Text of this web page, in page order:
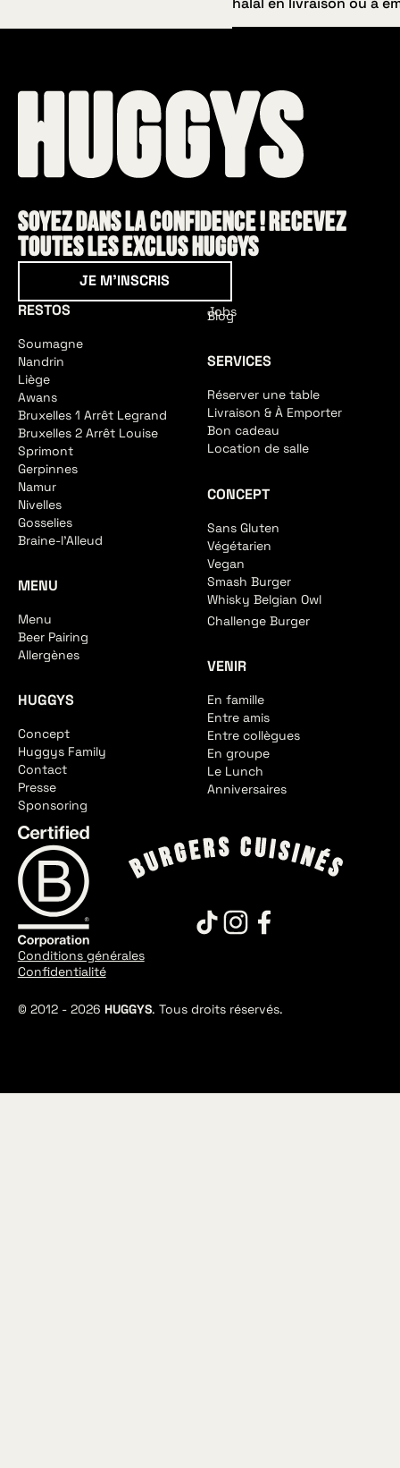
les envies.
sont disponibles sur
emporter ou en livraison
Pickup et nos
Soyez dans la confidence ! Recevez
toutes les exclus HUGGYS
JE M'INSCRIS
RESTOS
Soumagne
Nandrin
Liège
Awans
Bruxelles 1 Arrêt Legrand
Bruxelles 2 Arrêt Louise
Sprimont
Gerpinnes
Namur
Nivelles
Gosselies
Braine-l'Alleud
MENU
Menu
Beer Pairing
Allergènes
HUGGYS
Concept
Huggys Family
Contact
Presse
Sponsoring
Jobs
Blog
SERVICES
Réserver une table
Livraison & À Emporter
Bon cadeau
Location de salle
CONCEPT
Sans Gluten
Végétarien
Vegan
Smash Burger
Whisky Belgian Owl
Challenge Burger
VENIR
En famille
Entre amis
Entre collègues
En groupe
Le Lunch
Anniversaires
© 2012 - 2026 HUGGYS. Tous droits réservés.
Conditions générales
Confidentialité